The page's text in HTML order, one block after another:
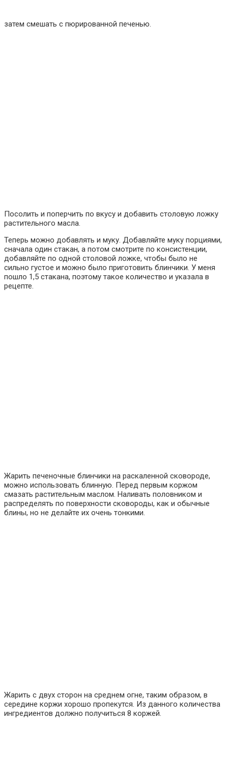
затем смешать с пюрированной печенью.
Посолить и поперчить по вкусу и добавить столовую ложку
растительного масла.
Теперь можно добавлять и муку. Добавляйте муку порциями,
сначала один стакан, а потом смотрите по консистенции,
добавляйте по одной столовой ложке, чтобы было не
сильно густое и можно было приготовить блинчики. У меня
пошло 1,5 стакана, поэтому такое количество и указала в
рецепте.
Жарить печеночные блинчики на раскаленной сковороде,
можно использовать блинную. Перед первым коржом
смазать растительным маслом. Наливать половником и
распределять по поверхности сковороды, как и обычные
блины, но не делайте их очень тонкими.
Жарить с двух сторон на среднем огне, таким образом, в
середине коржи хорошо пропекутся. Из данного количества
ингредиентов должно получиться 8 коржей.